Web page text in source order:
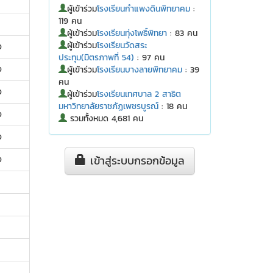
ผู้เข้าร่วมโรงเรียนกำแพงดินพิทยาคม:
119 คน
ผู้เข้าร่วมโรงเรียนทุ่งโพธิ์พิทยา: 83 คน
ผู้เข้าร่วมโรงเรียนวัดสระ
ประทุม(มิตรภาพที่ 54) : 97 คน
ผู้เข้าร่วมโรงเรียนบางลายพิทยาคม: 39
คน
ผู้เข้าร่วมโรงเรียนเทศบาล 2 สาธิต
มหาวิทยาลัยราชภัฏเพชรบูรณ์: 18 คน
รวมทั้งหมด 4,681 คน
เข้าสู่ระบบกรอกข้อมูล